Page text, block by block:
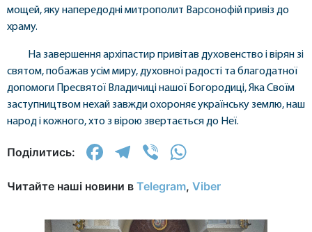
мощей, яку напередодні митрополит Варсонофій привіз до
храму.
На завершення архіпастир привітав духовенство і вірян зі
святом, побажав усім миру, духовної радості та благодатної
допомоги Пресвятої Владичиці нашої Богородиці, Яка Своїм
заступництвом нехай завжди охороняє українську землю, наш
народ і кожного, хто з вірою звертається до Неї.
Поділитись: Facebook
Telegram
Viber
Читайте наші новини в Telegram, Viber